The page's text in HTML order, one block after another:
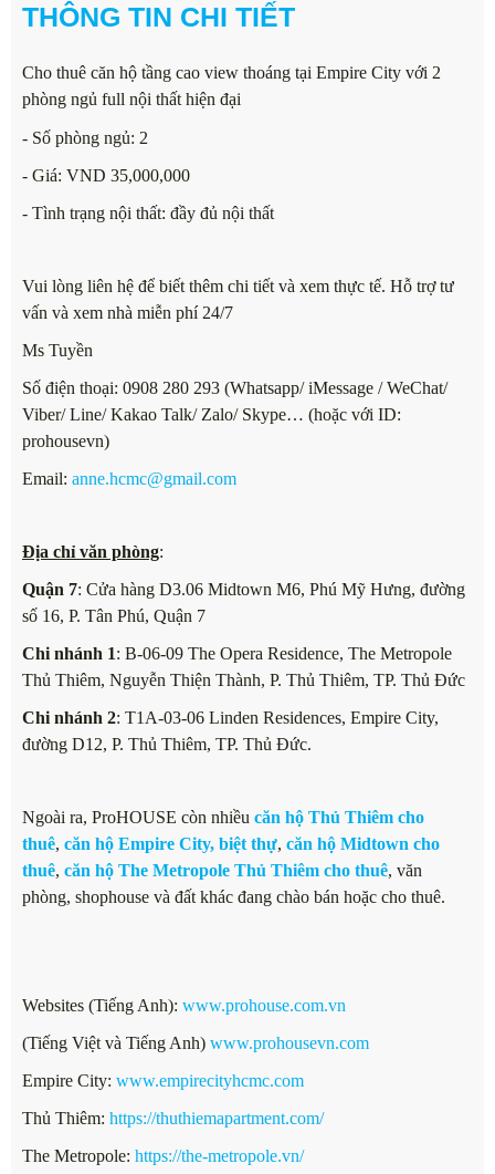
THÔNG TIN CHI TIẾT
Cho thuê căn hộ tầng cao view thoáng tại Empire City với 2
phòng ngủ full nội thất hiện đại
- Số phòng ngủ: 2
- Giá: VND 35,000,000
- Tình trạng nội thất: đầy đủ nội thất
Vui lòng liên hệ để biết thêm chi tiết và xem thực tế. Hỗ trợ tư
vấn và xem nhà miễn phí 24/7
Ms Tuyền
Số điện thoại: 0908 280 293 (Whatsapp/ iMessage / WeChat/
Viber/ Line/ Kakao Talk/ Zalo/ Skype… (hoặc với ID:
prohousevn)
Email: anne.hcmc@gmail.com
Địa chỉ văn phòng:
Quận 7: Cửa hàng D3.06 Midtown M6, Phú Mỹ Hưng, đường
số 16, P. Tân Phú, Quận 7
Chi nhánh 1: B-06-09 The Opera Residence, The Metropole
Thủ Thiêm, Nguyễn Thiện Thành, P. Thủ Thiêm, TP. Thủ Đức
Chi nhánh 2: T1A-03-06 Linden Residences, Empire City,
đường D12, P. Thủ Thiêm, TP. Thủ Đức.
Ngoài ra, ProHOUSE còn nhiều căn hộ Thủ Thiêm cho
thuê, căn hộ Empire City, biệt thự, căn hộ Midtown cho
thuê, căn hộ The Metropole Thủ Thiêm cho thuê, văn
phòng, shophouse và đất khác đang chào bán hoặc cho thuê.
Websites (Tiếng Anh): www.prohouse.com.vn
(Tiếng Việt và Tiếng Anh) www.prohousevn.com
Empire City: www.empirecityhcmc.com
Thủ Thiêm: https://thuthiemapartment.com/
The Metropole: https://the-metropole.vn/